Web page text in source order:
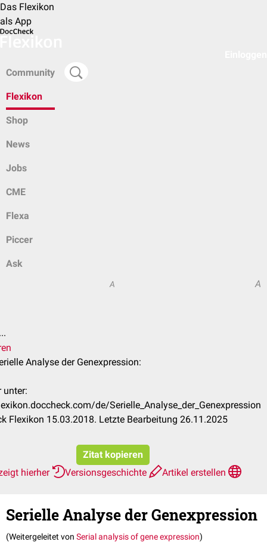
Das Flexikon
als App
Community
Flexikon
Shop
News
Jobs
CME
Flexa
Piccer
Ask
A A
Analyse der Genexpression:
unter:
de/Serielle_Analyse_der_Genexpression
Flexikon 15.03.2018. Letzte Bearbeitung 26.11.2025
Zitat kopieren
hierher
Versionsgeschichte Artikel erstellen
Serielle Analyse der Genexpression
(Weitergeleitet von Serial analysis of gene expression)